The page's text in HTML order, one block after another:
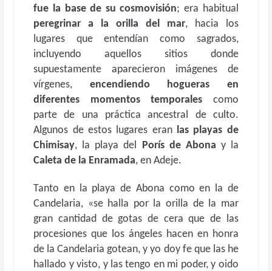
fue la base de su cosmovisión; era habitual
peregrinar a la orilla del mar, hacia los
lugares que entendían como sagrados,
incluyendo aquellos sitios donde
supuestamente aparecieron imágenes de
vírgenes, encendiendo hogueras en
diferentes momentos temporales como
parte de una práctica ancestral de culto.
Algunos de estos lugares eran las playas de
Chimisay, la playa del Porís de Abona y la
Caleta de la Enramada, en Adeje.
Tanto en la playa de Abona como en la de
Candelaria, «se halla por la orilla de la mar
gran cantidad de gotas de cera que de las
procesiones que los ángeles hacen en honra
de la Candelaria gotean, y yo doy fe que las he
hallado y visto, y las tengo en mi poder, y oido